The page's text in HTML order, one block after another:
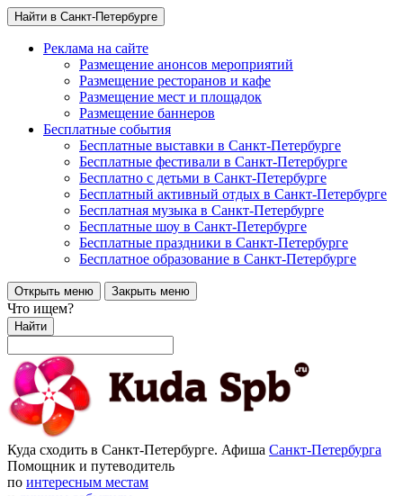
Найти в Санкт-Петербурге
Реклама на сайте
Размещение анонсов мероприятий
Размещение ресторанов и кафе
Размещение мест и площадок
Размещение баннеров
Бесплатные события
Бесплатные выставки в Санкт-Петербурге
Бесплатные фестивали в Санкт-Петербурге
Бесплатно с детьми в Санкт-Петербурге
Бесплатный активный отдых в Санкт-Петербурге
Бесплатная музыка в Санкт-Петербурге
Бесплатные шоу в Санкт-Петербурге
Бесплатные праздники в Санкт-Петербурге
Бесплатное образование в Санкт-Петербурге
Открыть меню Закрыть меню
Что ищем?
Найти
Куда сходить в Санкт-Петербурге. Афиша Санкт-Петербурга
Помощник и путеводитель
по интересным местам